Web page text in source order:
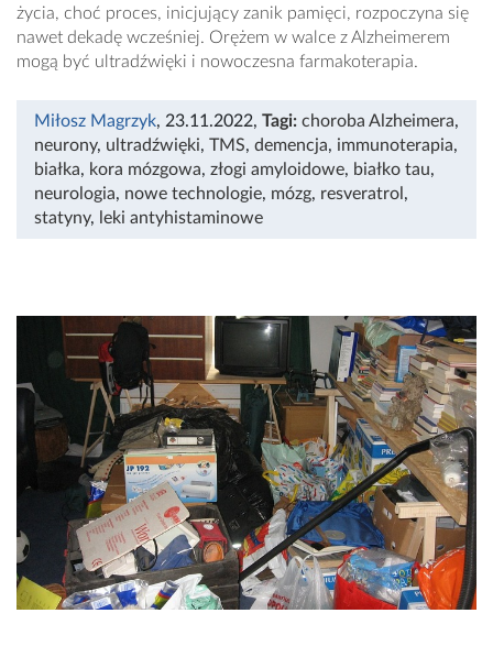
życia, choć proces, inicjujący zanik pamięci, rozpoczyna się
nawet dekadę wcześniej. Orężem w walce z Alzheimerem
mogą być ultradźwięki i nowoczesna farmakoterapia.
Miłosz Magrzyk, 23.11.2022, Tagi: choroba Alzheimera,
neurony, ultradźwięki, TMS, demencja, immunoterapia,
białka, kora mózgowa, złogi amyloidowe, białko tau,
neurologia, nowe technologie, mózg, resveratrol ,
statyny, leki antyhistaminowe